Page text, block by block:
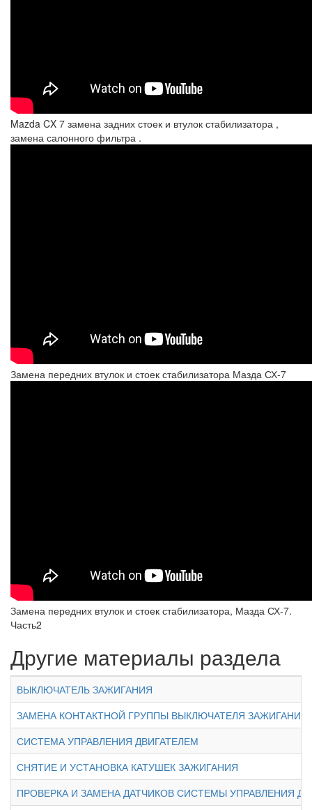
Mazda CX 7 замена задних стоек и втулок стабилизатора ,
замена салонного фильтра .
Замена передних втулок и стоек стабилизатора Мазда СХ-7
Замена передних втулок и стоек стабилизатора, Мазда СХ-7.
Часть2
Другие материалы раздела
ВЫКЛЮЧАТЕЛЬ ЗАЖИГАНИЯ
ЗАМЕНА КОНТАКТНОЙ ГРУППЫ ВЫКЛЮЧАТЕЛЯ ЗАЖИГАНИЯ
СИСТЕМА УПРАВЛЕНИЯ ДВИГАТЕЛЕМ
СНЯТИЕ И УСТАНОВКА КАТУШЕК ЗАЖИГАНИЯ
ПРОВЕРКА И ЗАМЕНА ДАТЧИКОВ СИСТЕМЫ УПРАВЛЕНИЯ